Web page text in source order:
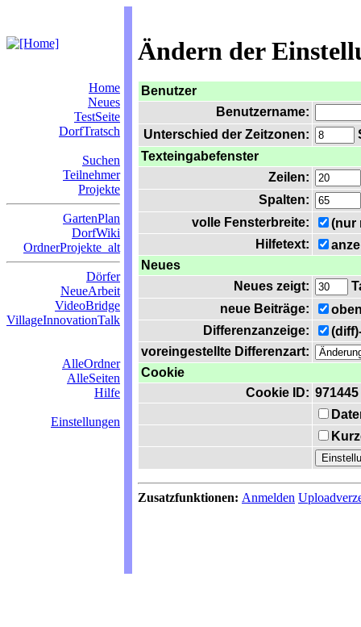
Ändern der
Home
Neues
TestSeite
DorfTratsch
Suchen
Teilnehmer
Projekte
GartenPlan
DorfWiki
OrdnerProjekte_alt
Dörfer
NeueArbeit
VideoBridge
VillageInnovationTalk
AlleOrdner
AlleSeiten
Hilfe
Einstellungen
Benutzer
Benutzername:
Unterschied der Zeitzonen:
Texteingabefenster
Zeilen:
Spalten:
volle Fensterbreite:
(nur
Hilfetext:
Neues
Neues zeigt:
neue Beiträge:
Differenzanzeige:
voreingestellte Differenzart:
Cookie
Cookie ID: 971445
Zusatzfunktionen: Anmelden